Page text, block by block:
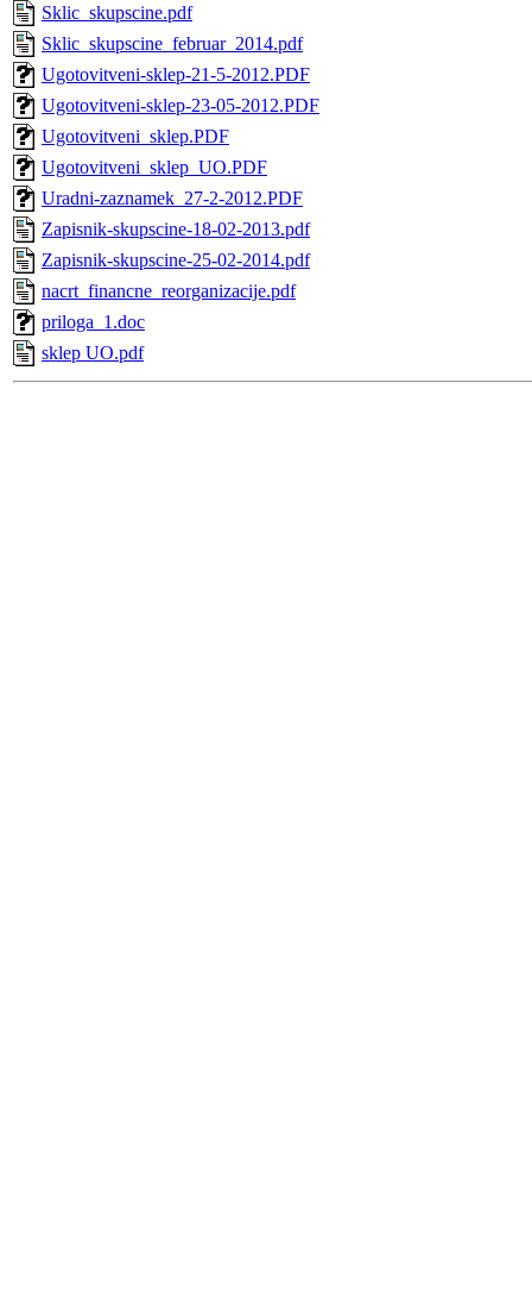
Sklic_skupscine.pdf
Sklic_skupscine_februar_2014.pdf
Ugotovitveni-sklep-21-5-2012.PDF
Ugotovitveni-sklep-23-05-2012.PDF
Ugotovitveni_sklep.PDF
Ugotovitveni_sklep_UO.PDF
Uradni-zaznamek_27-2-2012.PDF
Zapisnik-skupscine-18-02-2013.pdf
Zapisnik-skupscine-25-02-2014.pdf
nacrt_financne_reorganizacije.pdf
priloga_1.doc
sklep UO.pdf